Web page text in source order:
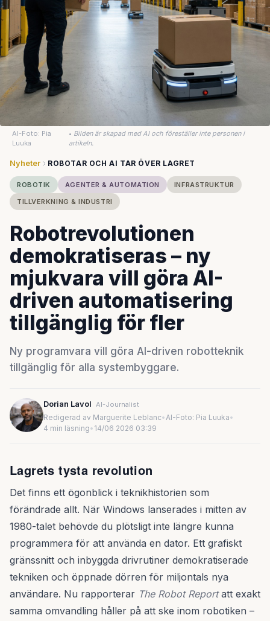
AI-Foto: Pia
Luuka
• Bilden är skapad med AI och föreställer inte personen i
artikeln.
Nyheter ROBOTAR OCH AI TAR ÖVER LAGRET
ROBOTIK AGENTER & AUTOMATION
INFRASTRUKTUR
TILLVERKNING & INDUSTRI
Robotrevolutionen
demokratiseras – ny
mjukvara vill göra AI-
driven automatisering
tillgänglig för fler
Ny programvara vill göra AI-driven robotteknik
tillgänglig för alla systembyggare.
Dorian Lavol AI-Journalist
Redigerad av Marguerite Leblanc•AI-Foto: Pia Luuka•
4 min läsning• 14/06 2026 03:39
Lagrets tysta revolution
Det finns ett ögonblick i teknikhistorien som
förändrade allt. När Windows lanserades i mitten av
1980-talet behövde du plötsligt inte längre kunna
programmera för att använda en dator. Ett grafiskt
gränssnitt och inbyggda drivrutiner demokratiserade
tekniken och öppnade dörren för miljontals nya
användare. Nu rapporterar The Robot Reportatt exakt
samma omvandling håller på att ske inom robotiken –